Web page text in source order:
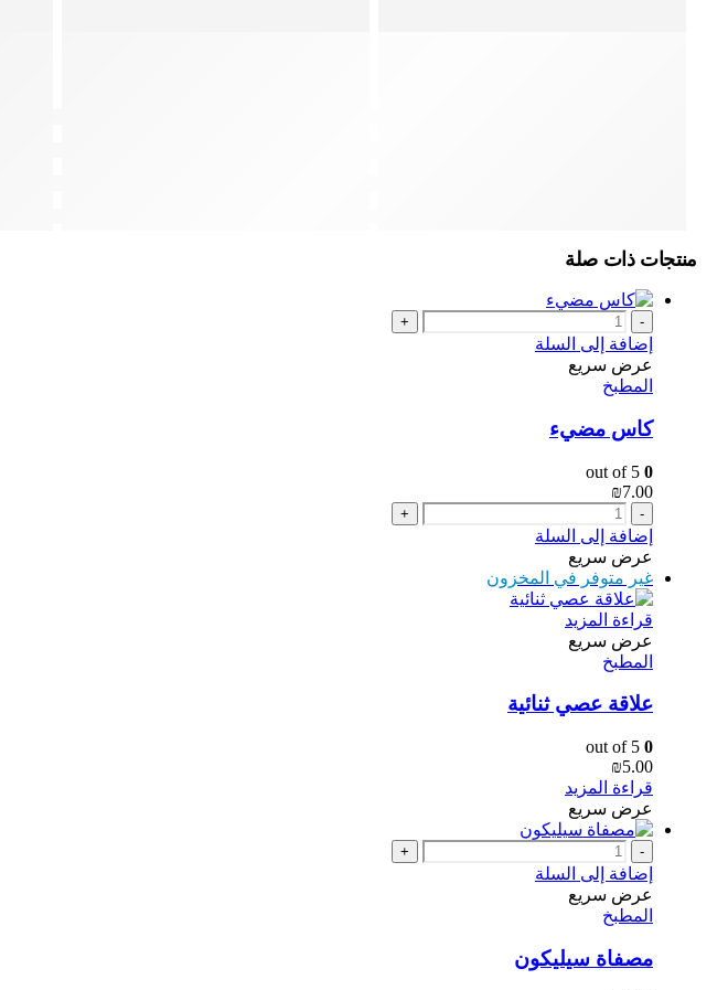
منتجات ذات صلة
-
+
إضافة إلى السلة
عرض سريع
المطبخ
كاس مضيء
0
₪7.00
-
+
إضافة إلى السلة
عرض سريع
غير متوفر في المخزون
قراءة المزيد
عرض سريع
المطبخ
علاقة عصي ثنائية
0
₪5.00
قراءة المزيد
عرض سريع
-
+
إضافة إلى السلة
عرض سريع
المطبخ
مصفاة سيليكون